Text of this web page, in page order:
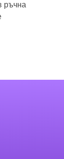
ръчна